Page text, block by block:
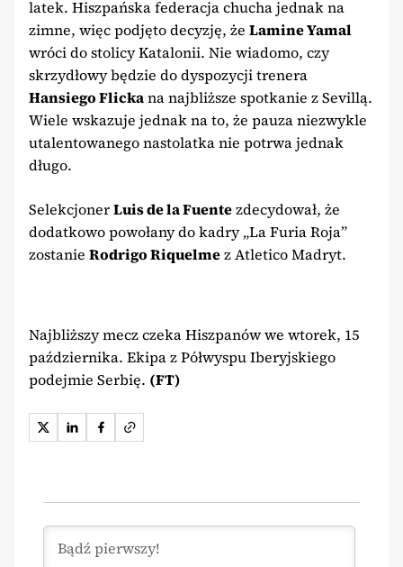
latek. Hiszpańska federacja chucha jednak na
zimne, więc podjęto decyzję, że Lamine Yamal
wróci do stolicy Katalonii. Nie wiadomo, czy
skrzydłowy będzie do dyspozycji trenera
Hansiego Flickana najbliższe spotkanie z Sevillą.
Wiele wskazuje jednak na to, że pauza niezwykle
utalentowanego nastolatka nie potrwa jednak
długo.
SelekcjonerLuis de la Fuentezdecydował, że
dodatkowo powołany do kadry „La Furia Roja”
zostanie Rodrigo Riquelmez Atletico Madryt.
Najbliższy mecz czeka Hiszpanów we wtorek, 15
października. Ekipa z Półwyspu Iberyjskiego
podejmie Serbię. (FT)